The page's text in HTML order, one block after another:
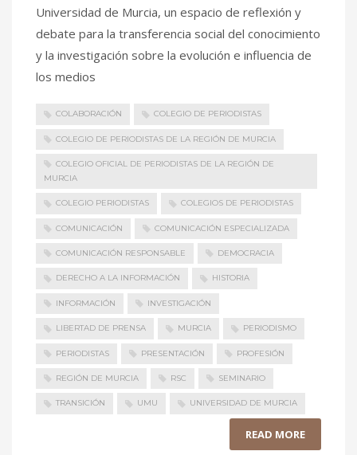
Universidad de Murcia, un espacio de reflexión y
debate para la transferencia social del conocimiento
y la investigación sobre la evolución e influencia de
los medios
COLABORACIÓN COLEGIO DE PERIODISTAS
COLEGIO DE PERIODISTAS DE LA REGIÓN DE MURCIA
COLEGIO OFICIAL DE PERIODISTAS DE LA REGIÓN DE
MURCIA
COLEGIO PERIODISTAS COLEGIOS DE PERIODISTAS
COMUNICACIÓN COMUNICACIÓN ESPECIALIZADA
COMUNICACIÓN RESPONSABLE DEMOCRACIA
DERECHO A LA INFORMACIÓN HISTORIA
INFORMACIÓN INVESTIGACIÓN
LIBERTAD DE PRENSA MURCIA PERIODISMO
PERIODISTAS PRESENTACIÓN PROFESIÓN
REGIÓN DE MURCIA RSC SEMINARIO
TRANSICIÓN UMU UNIVERSIDAD DE MURCIA
READ MORE